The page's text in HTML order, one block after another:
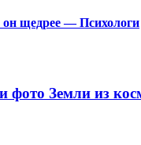
он щедрее — Психологи
фото Земли из